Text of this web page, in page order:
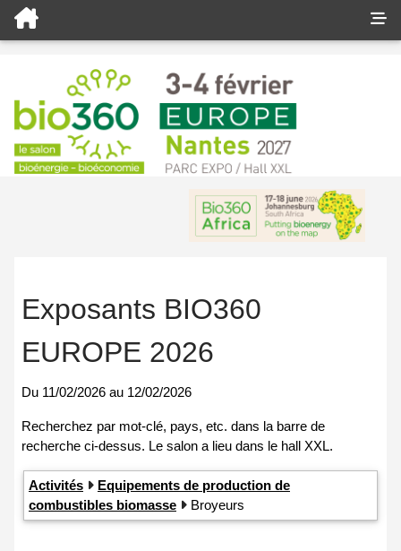
Exposants BIO360
EUROPE 2026
Du 11/02/2026 au 12/02/2026
Activités
Equipements de production de
combustibles biomasse
Broyeurs